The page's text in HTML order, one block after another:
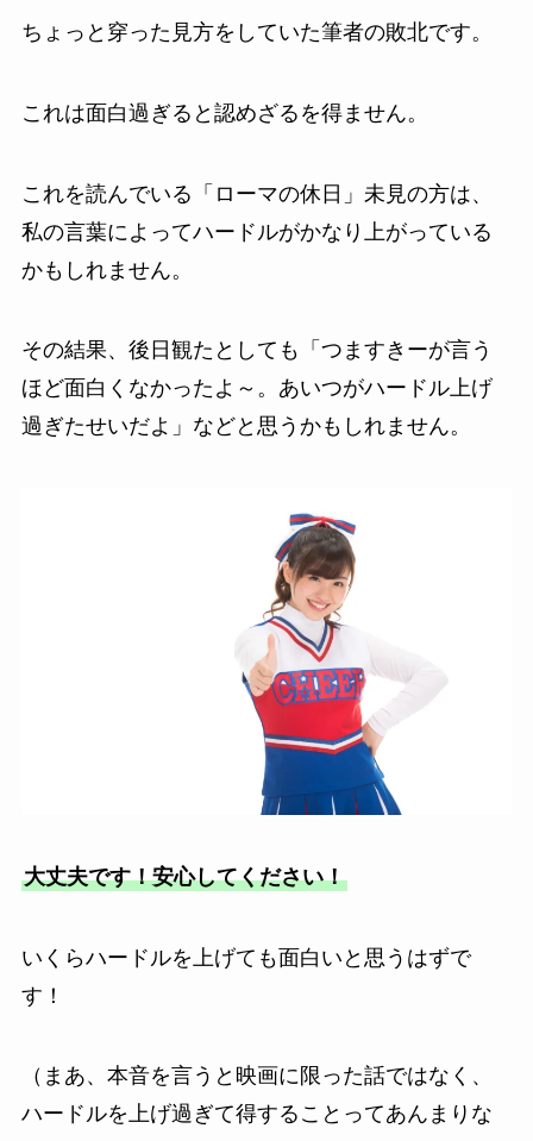
ちょっと穿った見方をしていた筆者の敗北です。
これは面白過ぎると認めざるを得ません。
これを読んでいる「ローマの休日」未見の方は、
私の言葉によってハードルがかなり上がっている
かもしれません。
その結果、後日観たとしても「つますきーが言う
ほど面白くなかったよ～。あいつがハードル上げ
過ぎたせいだよ」などと思うかもしれません。
大丈夫です！安心してください！
いくらハードルを上げても面白いと思うはずで
す！
（まあ、本音を言うと映画に限った話ではなく、
ハードルを上げ過ぎて得することってあんまりな